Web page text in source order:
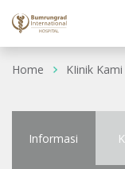
Home KIinik Kami
Informasi